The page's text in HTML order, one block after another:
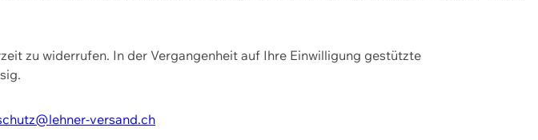
zu widerrufen. In der Vergangenheit auf Ihre Einwilligung gestützte
versand.ch